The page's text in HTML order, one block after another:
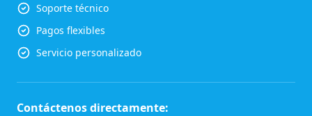
Soporte técnico
Pagos flexibles
Servicio personalizado
Contáctenos directamente: